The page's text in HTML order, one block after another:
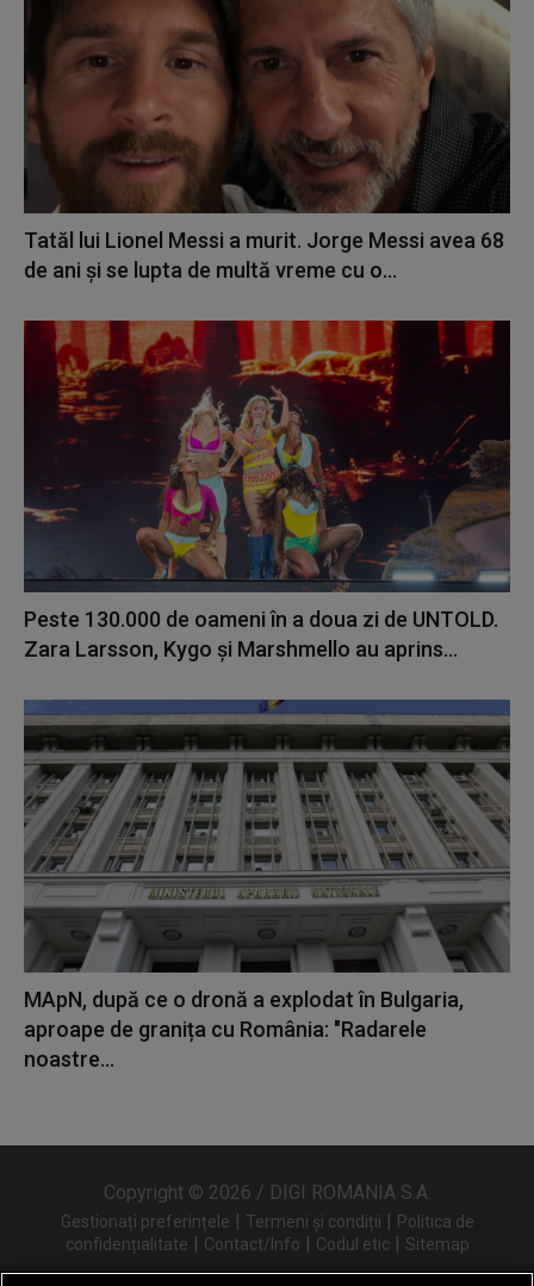
Tatăl lui Lionel Messi a murit. Jorge Messi avea 68
de ani și se lupta de multă vreme cu o...
Peste 130.000 de oameni în a doua zi de UNTOLD.
Zara Larsson, Kygo și Marshmello au aprins...
MApN, după ce o dronă a explodat în Bulgaria,
aproape de granița cu România: "Radarele
noastre...
Copyright © 2026 / DIGI ROMANIA S.A.
Gestionați preferințele | Termeni și condiții | Politica de
confidențialitate | Contact/Info | Codul etic | Sitemap